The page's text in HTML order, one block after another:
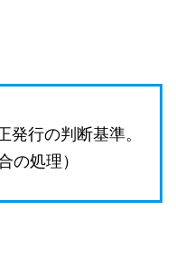
発行の判断基準。
の処理）